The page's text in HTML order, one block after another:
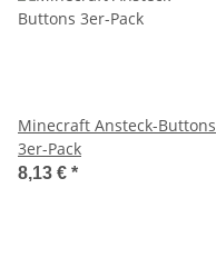
Minecraft Ansteck-Buttons
3er-Pack
8,13 € *